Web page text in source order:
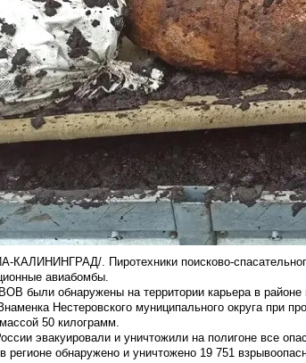
. Пиротехники поисково-
авиабомбы.
были обнаружены на территории карьера в
Нестеровского муниципального округа при
50 килограмм.
эвакуировали и уничтожили на полигоне все
регионе обнаружено и уничтожено 19 751